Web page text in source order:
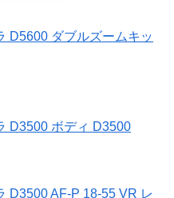
D5600 ダブルズームキッ
D3500 ボディ D3500
D3500 AF-P 18-55 VR レ